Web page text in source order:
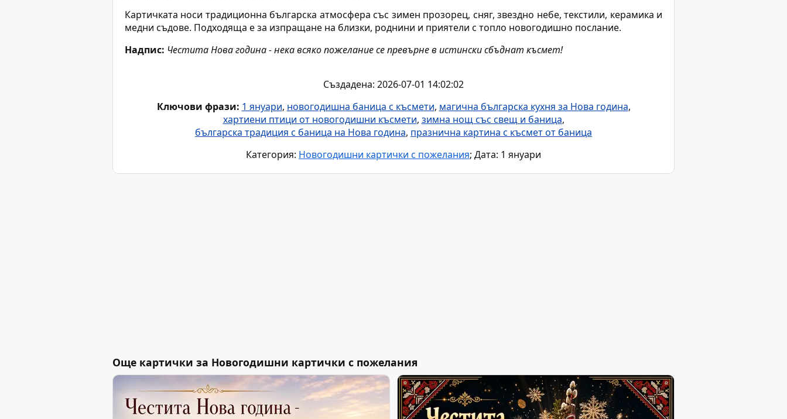
Картичката носи традиционна българска атмосфера със зимен прозорец, сняг, звездно небе, текстили, керамика и
медни съдове. Подходяща е за изпращане на близки, роднини и приятели с топло новогодишно послание.
Надпис: Честита Нова година - нека всяко пожелание се превърне в истински сбъднат късмет!
Създадена: 2026-07-01 14:02:02
Ключови фрази: 1 януари, новогодишна баница с късмети, магична българска кухня за Нова година,
хартиени птици от новогодишни късмети, зимна нощ със свещ и баница,
българска традиция с баница на Нова година, празнична картина с късмет от баница
Категория: Новогодишни картички с пожелания; Дата: 1 януари
Още картички за Новогодишни картички с пожелания